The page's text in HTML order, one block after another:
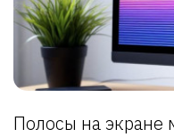
Полосы на экране